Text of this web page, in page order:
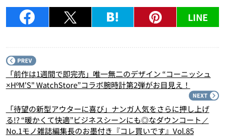
LINE
「前作は1週間で即完売」唯一無二のデザイン “コーニッシュ
×HºM'S" WatchStore”コラボ腕時計第2弾がお目見え！
「待望の新型アウターに喜び」ナンガ人気をさらに押し上げ
る!? “暖かくて快適”ビジネスシーンにも◎なダウンコート／
No.1モノ雑誌編集長のお墨付き『コレ買いです』Vol.85